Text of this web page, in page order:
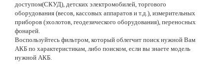
доступом(СКУД), детских электромобилей, торгового
оборудования (весов, кассовых аппаратов и т.д.), измерительных
приборов (эхолотов, геодезического оборудования), переносных
фонарей.
Воспользуйтесь фильтром, который облегчит поиск нужной Вам
АКБ по характеристикам, либо поиском, если вы знаете модель
нужной АКБ.